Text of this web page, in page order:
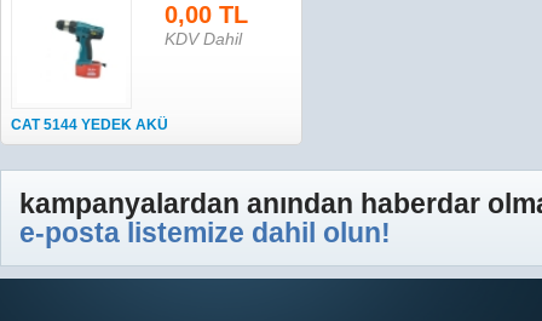
0,00 TL
KDV Dahil
CAT 5144 YEDEK AKÜ
kampanyalardan anından haberdar
e-posta listemize dahil olun!